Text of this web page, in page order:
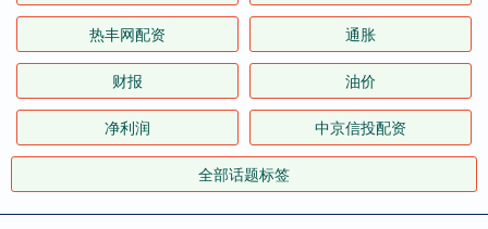
热丰网配资 通胀
财报 油价
净利润 中京信投配资
全部话题标签